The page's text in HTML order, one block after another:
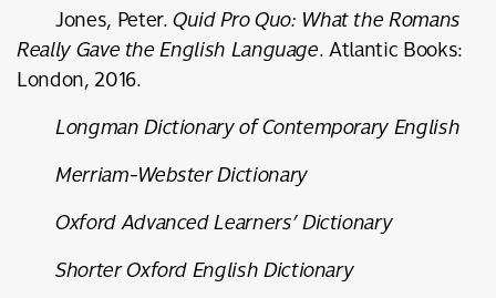
Jones, Peter.Quid Pro Quo: What the Romans
Really Gave the English Language. Atlantic Books:
London, 2016.
Longman Dictionary of Contemporary English
Merriam-Webster Dictionary
Oxford Advanced Learners’ Dictionary
Shorter Oxford English Dictionary